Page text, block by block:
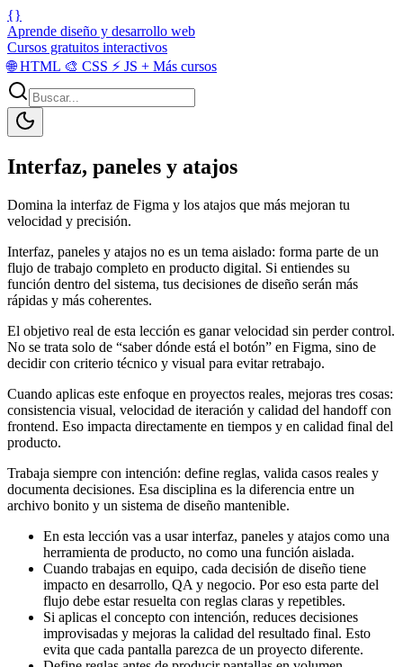
{}
Aprende diseño y desarrollo web
Cursos gratuitos interactivos
🌐HTML 🎨 CSS ⚡ JS + Más cursos
Interfaz, paneles y atajos
Domina la interfaz de Figma y los atajos que más mejoran tu
velocidad y precisión.
Interfaz, paneles y atajos no es un tema aislado: forma parte de un
flujo de trabajo completo en producto digital. Si entiendes su
función dentro del sistema, tus decisiones de diseño serán más
rápidas y más coherentes.
El objetivo real de esta lección es ganar velocidad sin perder control.
No se trata solo de “saber dónde está el botón” en Figma, sino de
decidir con criterio técnico y visual para evitar retrabajo.
Cuando aplicas este enfoque en proyectos reales, mejoras tres cosas:
consistencia visual, velocidad de iteración y calidad del handoff con
frontend. Eso impacta directamente en tiempos y en calidad final del
producto.
Trabaja siempre con intención: define reglas, valida casos reales y
documenta decisiones. Esa disciplina es la diferencia entre un
archivo bonito y un sistema de diseño mantenible.
En esta lección vas a usar interfaz, paneles y atajos como una
herramienta de producto, no como una función aislada.
Cuando trabajas en equipo, cada decisión de diseño tiene
impacto en desarrollo, QA y negocio. Por eso esta parte del
flujo debe estar resuelta con reglas claras y repetibles.
Si aplicas el concepto con intención, reduces decisiones
improvisadas y mejoras la calidad del resultado final. Esto
evita que cada pantalla parezca de un proyecto diferente.